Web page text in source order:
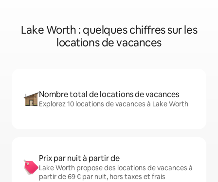
Lake Worth : quelques chiffres sur les
locations de vacances
Nombre total de locations de vacances
Explorez 10 locations de vacances à Lake Worth
Prix par nuit à partir de
Lake Worth propose des locations de vacances à
partir de 69 € par nuit, hors taxes et frais